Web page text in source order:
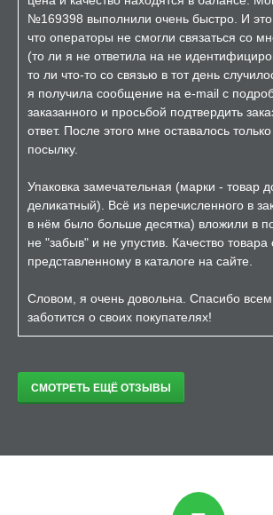
№169398 выполнили очень быстро. И это
что операторы не смогли связаться со
(то ли я не ответила на не
то ли что-то со связью в тот день
я получила сообщение на e-mail с
заказанного и просьбой подтвердить
ответ. После этого мне оставалось
посылку.
Упаковка замечательная (марки - товар
деликатный). Всё из перечисленного в
в нём было больше десятка) вложили в
не "забыв" и не упустив. Качество товара
представленному в каталоге на сайте.
Словом, я очень довольна. Спасибо всем,
заботится о своих покупателях!
СМОТРЕТЬ ЕЩЁ ОТЗЫВЫ